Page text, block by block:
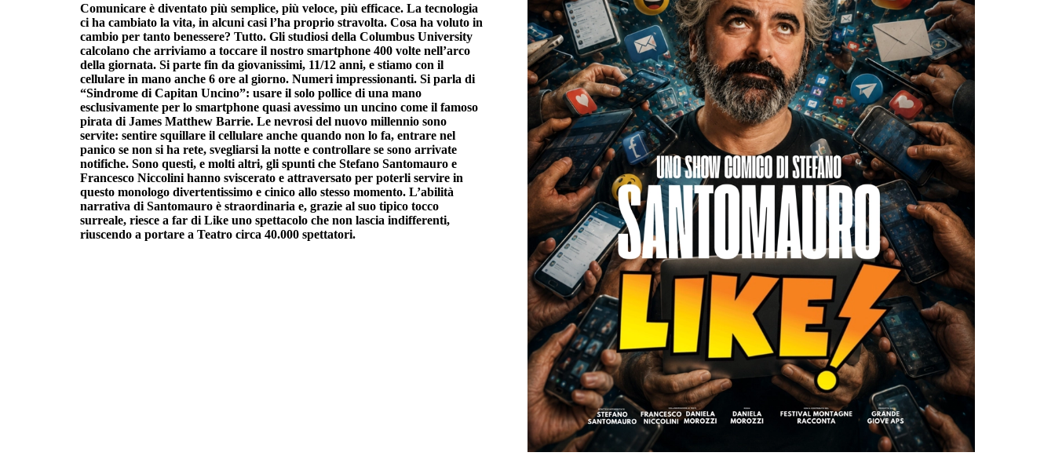
Comunicare è diventato più semplice, più veloce, più efficace. La tecnologia
ci ha cambiato la vita, in alcuni casi l’ha proprio stravolta. Cosa ha voluto in
cambio per tanto benessere? Tutto. Gli studiosi della Columbus University
calcolano che arriviamo a toccare il nostro smartphone 400 volte nell’arco
della giornata. Si parte fin da giovanissimi, 11/12 anni, e stiamo con il
cellulare in mano anche 6 ore al giorno. Numeri impressionanti. Si parla di
“Sindrome di Capitan Uncino”: usare il solo pollice di una mano
esclusivamente per lo smartphone quasi avessimo un uncino come il famoso
pirata di James Matthew Barrie. Le nevrosi del nuovo millennio sono
servite: sentire squillare il cellulare anche quando non lo fa, entrare nel
panico se non si ha rete, svegliarsi la notte e controllare se sono arrivate
notifiche. Sono questi, e molti altri, gli spunti che Stefano Santomauro e
Francesco Niccolini hanno sviscerato e attraversato per poterli servire in
questo monologo divertentissimo e cinico allo stesso momento. L’abilità
narrativa di Santomauro è straordinaria e, grazie al suo tipico tocco
surreale, riesce a far di Like uno spettacolo che non lascia indifferenti,
riuscendo a portare a Teatro circa 40.000 spettatori.